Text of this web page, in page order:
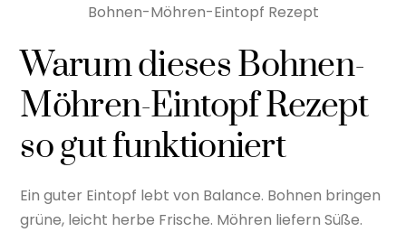
Bohnen-Möhren-Eintopf Rezept
Warum dieses Bohnen-
Möhren-Eintopf Rezept
so gut funktioniert
Ein guter Eintopf lebt von Balance. Bohnen bringen
grüne, leicht herbe Frische. Möhren liefern Süße.